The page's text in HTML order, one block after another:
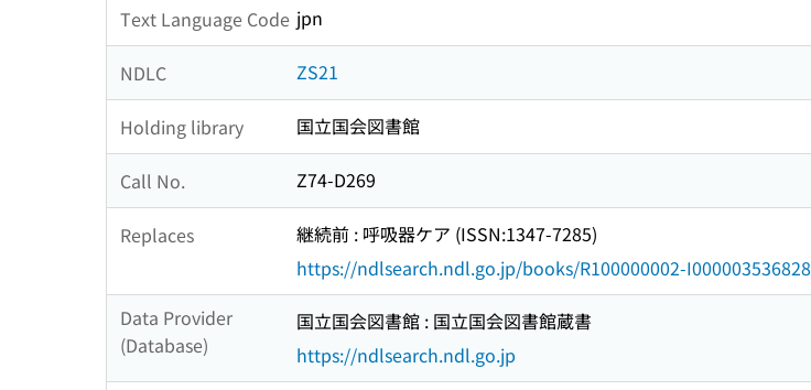
Text Language Code jpn
NDLC ZS21
Holding library 国立国会図書館
Call No. Z74-D269
Replaces
継続前 : 呼吸器ケア (ISSN:1347-7285)
https://ndlsearch.ndl.go.jp/books/R100000002-I000003536828
Data Provider
(Database)
国立国会図書館 : 国立国会図書館蔵書
https://ndlsearch.ndl.go.jp